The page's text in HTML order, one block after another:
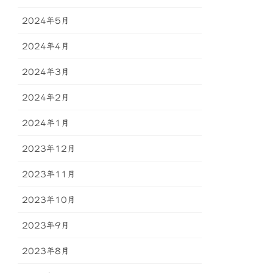
2024年5月
2024年4月
2024年3月
2024年2月
2024年1月
2023年12月
2023年11月
2023年10月
2023年9月
2023年8月